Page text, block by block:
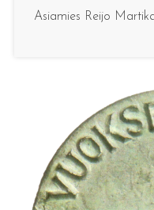
Asiamies Reijo